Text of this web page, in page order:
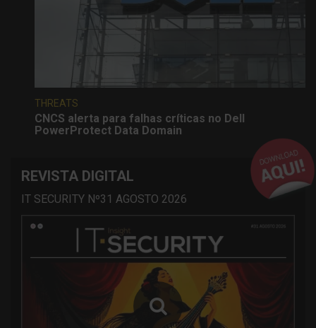
THREATS
CNCS alerta para falhas críticas no Dell
PowerProtect Data Domain
REVISTA DIGITAL
IT SECURITY Nº31 AGOSTO 2026